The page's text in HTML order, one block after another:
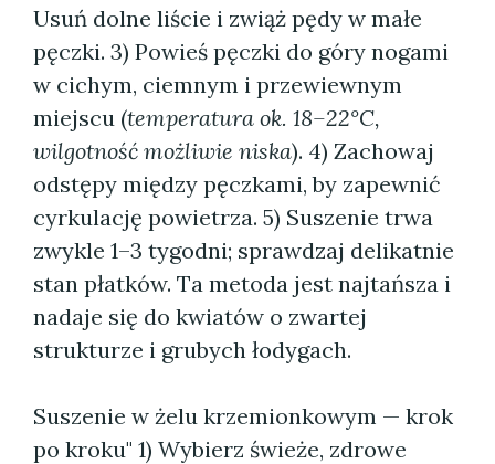
Usuń dolne liście i zwiąż pędy w małe
pęczki. 3) Powieś pęczki do góry nogami
w cichym, ciemnym i przewiewnym
miejscu (temperatura ok. 18–22°C,
wilgotność możliwie niska). 4) Zachowaj
odstępy między pęczkami, by zapewnić
cyrkulację powietrza. 5) Suszenie trwa
zwykle 1–3 tygodni; sprawdzaj delikatnie
stan płatków. Ta metoda jest najtańsza i
nadaje się do kwiatów o zwartej
strukturze i grubych łodygach.
Suszenie w żelu krzemionkowym — krok
po kroku" 1) Wybierz świeże, zdrowe